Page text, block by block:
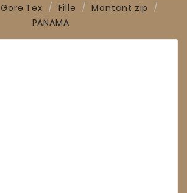
Gore Tex Fille
Montant zip
PANAMA